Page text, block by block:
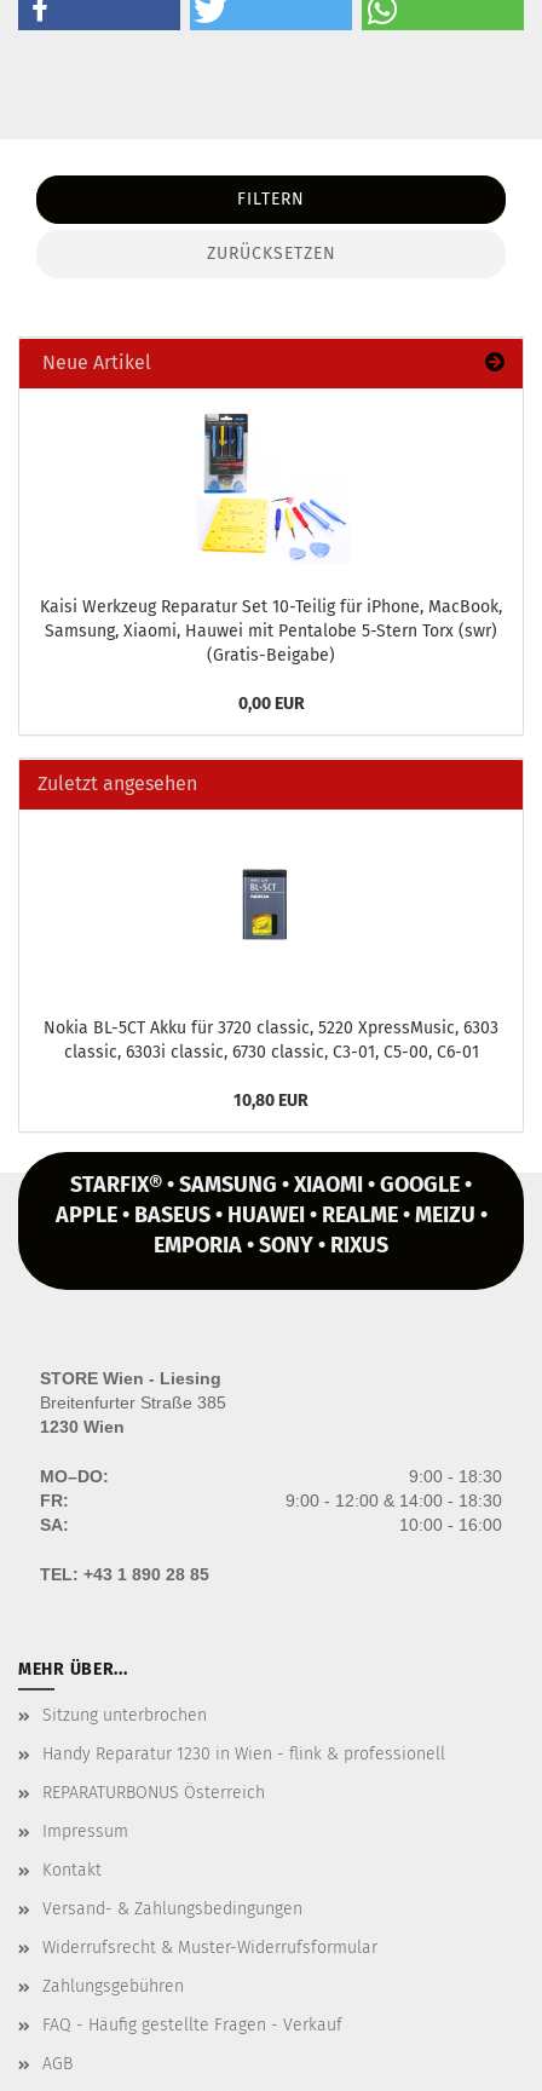
FILTERN
ZURÜCKSETZEN
Neue Artikel
Kaisi Werk­zeug Re­pa­ra­tur Set 10-​Teilig für iPho­ne, MacBook,
Sam­sung, Xiao­mi, Hau­wei mit Pen­talo­be 5-​Stern Torx (swr)
(Gratis-​Beigabe)
0,00 EUR
Zuletzt angesehen
Nokia BL-​5CT Akku für 3720 clas­sic, 5220 Xpress­Mu­sic, 6303
clas­sic, 6303i clas­sic, 6730 clas­sic, C3-01, C5-00, C6-01
10,80 EUR
STARFIX® • SAMSUNG • XIAOMI • GOOGLE •
APPLE • BASEUS • HUAWEI • REALME • MEIZU •
EMPORIA • SONY • RIXUS
STORE Wien - Liesing
Breitenfurter Straße 385
1230 Wien
MO–DO:
9:00 - 18:30
FR:
9:00 - 12:00 & 14:00 - 18:30
SA:
10:00 - 16:00
TEL: +43 1 890 28 85
MEHR ÜBER...
Sitzung unterbrochen
Handy Reparatur 1230 in Wien - flink & professionell
REPARATURBONUS Österreich
Impressum
Kontakt
Versand- & Zahlungsbedingungen
Widerrufsrecht & Muster-Widerrufsformular
Zahlungsgebühren
FAQ - Häufig gestellte Fragen - Verkauf
AGB